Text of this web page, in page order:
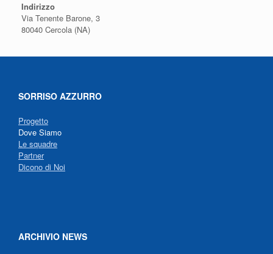
Indirizzo
Via Tenente Barone, 3
80040 Cercola (NA)
SORRISO AZZURRO
Progetto
Dove Siamo
Le squadre
Partner
Dicono di Noi
ARCHIVIO NEWS